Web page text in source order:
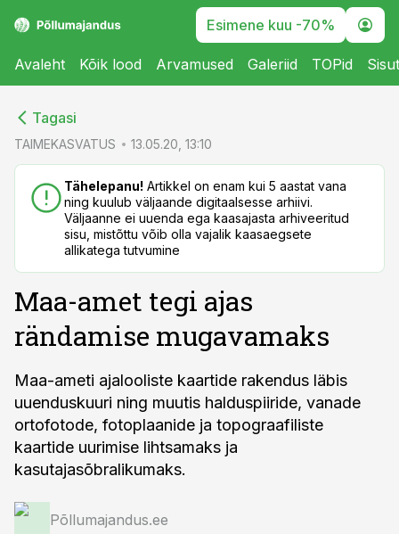
Esimene kuu -70%
Avaleht Kõik lood Arvamused Galeriid TOPid
Tagasi
TAIMEKASVATUS 13.05.20, 13:10
Tähelepanu! Artikkel on enam kui 5 aastat vana
ning kuulub väljaande digitaalsesse arhiivi.
Väljaanne ei uuenda ega kaasajasta arhiveeritud
sisu, mistõttu võib olla vajalik kaasaegsete
allikatega tutvumine
Maa-amet tegi ajas
rändamise mugavamaks
Maa-ameti ajalooliste kaartide rakendus läbis
uuenduskuuri ning muutis halduspiiride, vanade
ortofotode, fotoplaanide ja topograafiliste
kaartide uurimise lihtsamaks ja
kasutajasõbralikumaks.
Põllumajandus.ee